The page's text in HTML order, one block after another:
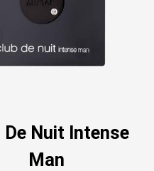
De Nuit Intense
Man